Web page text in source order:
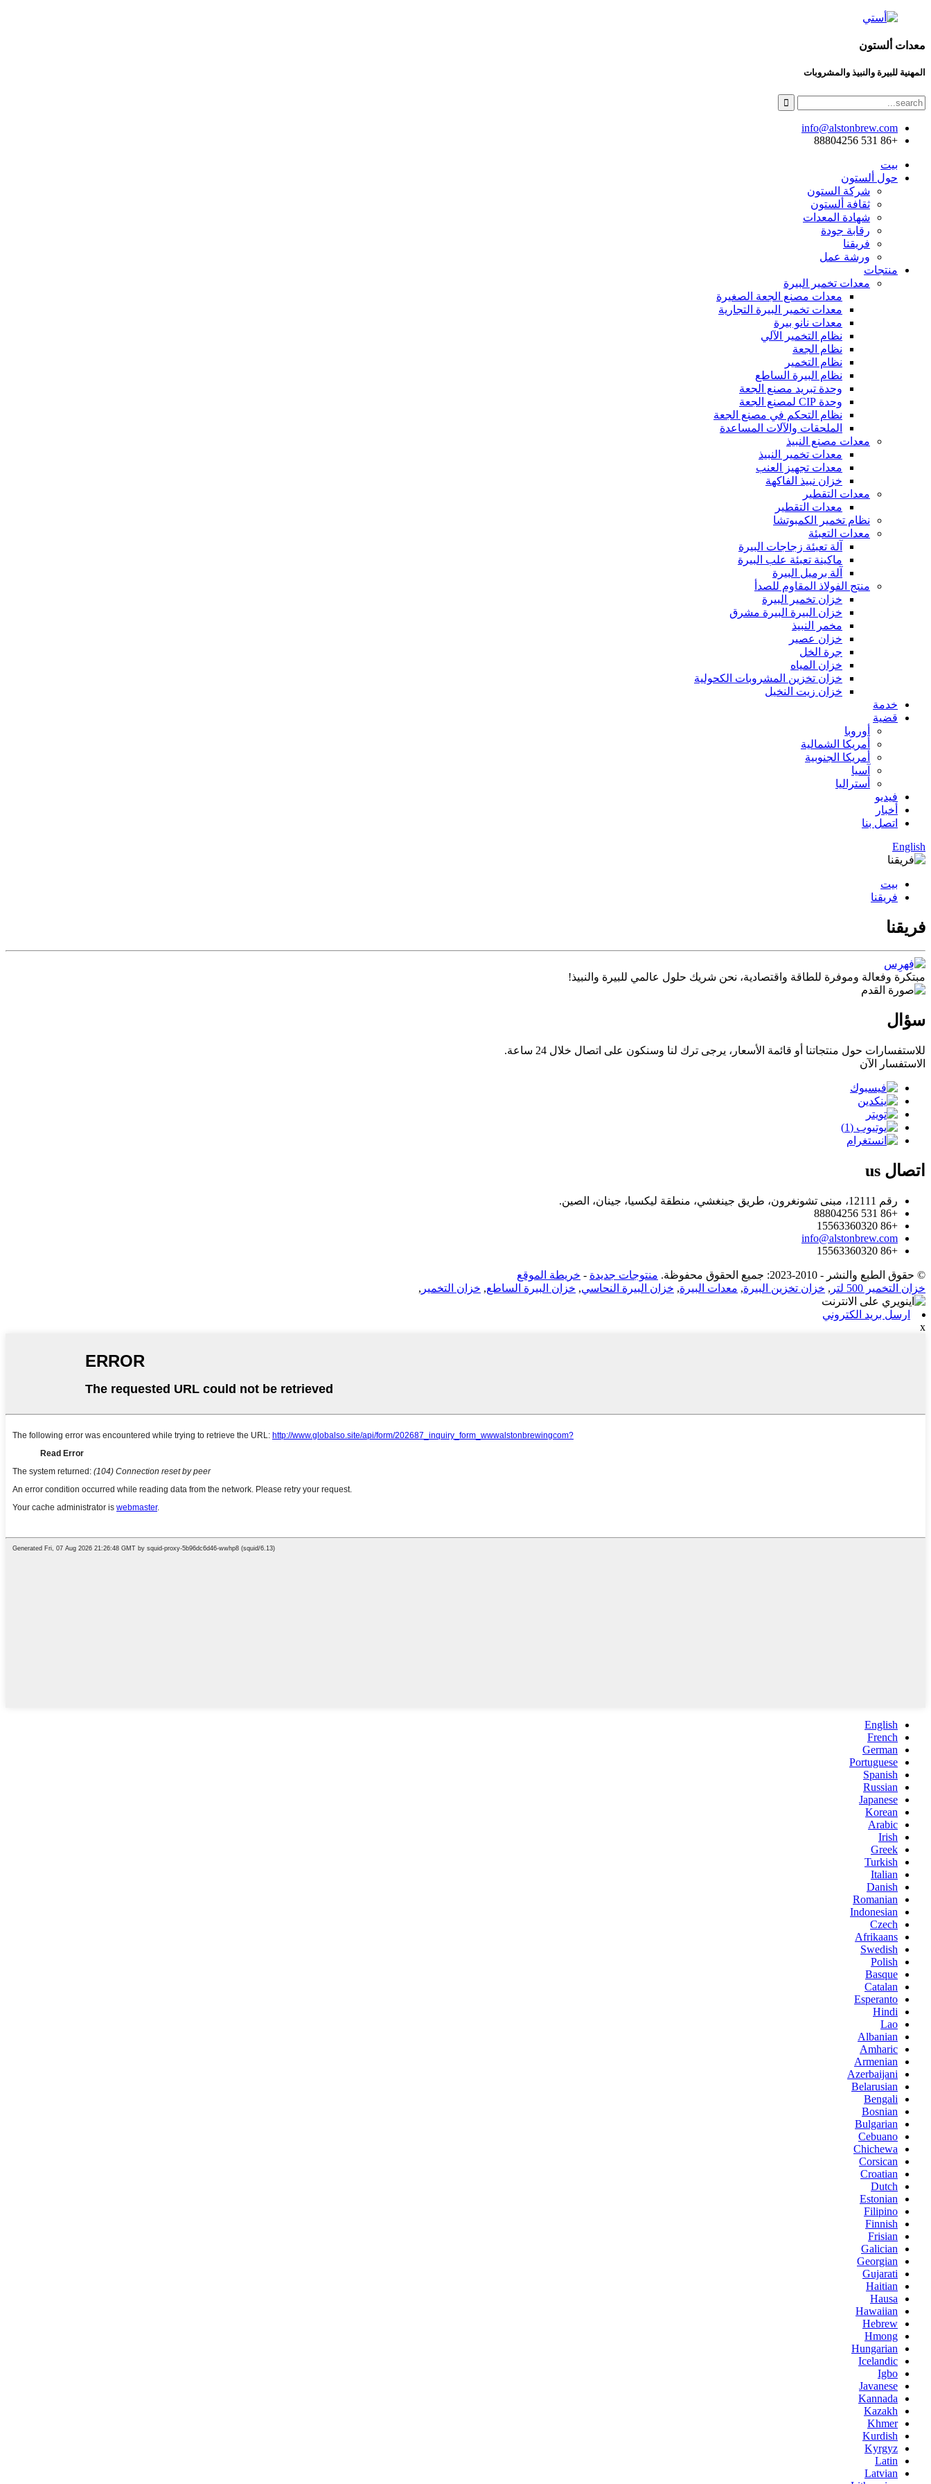
معدات ألستون
المهنية للبيرة والنبيذ والمشروبات
info@alstonbrew.com
+86 531 88804256
بيت
حول ألستون
شركة الستون
ثقافة ألستون
شهادة المعدات
رقابة جودة
فريقنا
ورشة عمل
منتجات
معدات تخمير البيرة
معدات مصنع الجعة الصغيرة
معدات تخمير البيرة التجارية
معدات نانو بيرة
نظام التخمير الآلي
نظام الجعة
نظام التخمير
نظام البيرة الساطع
وحدة تبريد مصنع الجعة
وحدة CIP لمصنع الجعة
نظام التحكم في مصنع الجعة
الملحقات والآلات المساعدة
معدات مصنع النبيذ
معدات تخمير النبيذ
معدات تجهيز العنب
خزان نبيذ الفاكهة
معدات التقطير
معدات التقطير
نظام تخمير الكمبوتشا
معدات التعبئة
آلة تعبئة زجاجات البيرة
ماكينة تعبئة علب البيرة
آلة برميل البيرة
منتج الفولاذ المقاوم للصدأ
خزان تخمير البيرة
خزان البيرة البيرة مشرق
مخمر النبيذ
خزان عصير
جرة الخل
خزان المياه
خزان تخزين المشروبات الكحولية
خزان زيت النخيل
خدمة
قضية
أوروبا
أمريكا الشمالية
أمريكا الجنوبية
آسيا
أستراليا
فيديو
أخبار
اتصل بنا
English
بيت
فريقنا
فريقنا
مبتكرة وفعالة وموفرة للطاقة واقتصادية، نحن شريك حلول عالمي للبيرة والنبيذ!
سؤال
للاستفسارات حول منتجاتنا أو قائمة الأسعار، يرجى ترك لنا وسنكون على اتصال خلال 24 ساعة.
الاستفسار الآن
اتصال
رقم 12111، مبنى تشونغرون، طريق جينغشي، منطقة ليكسيا، جينان، الصين.
+86 531 88804256
+86 15563360320
info@alstonbrew.com
+86 15563360320
© حقوق الطبع والنشر - 2010-2023: جميع الحقوق محفوظة. منتوجات جديدة - خريطة الموقع
خزان التخمير 500 لتر
, خزان تخزين البيرة, معدات البيرة, خزان البيرة النحاسي, خزان البيرة الساطع, خزان التخمير ,
ارسل بريد الكتروني
x
English
French
German
Portuguese
Spanish
Russian
Japanese
Korean
Arabic
Irish
Greek
Turkish
Italian
Danish
Romanian
Indonesian
Czech
Afrikaans
Swedish
Polish
Basque
Catalan
Esperanto
Hindi
Lao
Albanian
Amharic
Armenian
Azerbaijani
Belarusian
Bengali
Bosnian
Bulgarian
Cebuano
Chichewa
Corsican
Croatian
Dutch
Estonian
Filipino
Finnish
Frisian
Galician
Georgian
Gujarati
Haitian
Hausa
Hawaiian
Hebrew
Hmong
Hungarian
Icelandic
Igbo
Javanese
Kannada
Kazakh
Khmer
Kurdish
Kyrgyz
Latin
Latvian